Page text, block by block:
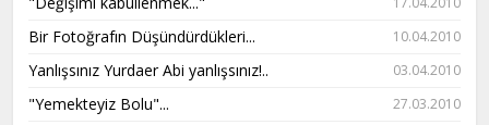
Bir Fotoğrafın Düşündürdükleri... 10.04.2010
Yanlışsınız Yurdaer Abi yanlışsınız!.. 03.04.2010
"Yemekteyiz Bolu"... 27.03.2010